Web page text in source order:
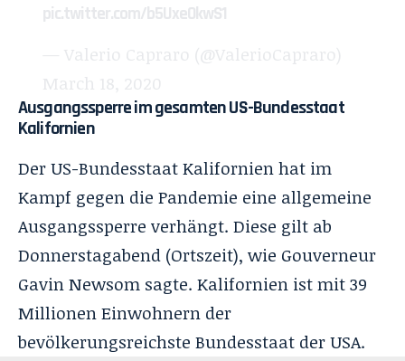
pic.twitter.com/b5UxeOkwS1
— Valerio Capraro (@ValerioCapraro)
March 18, 2020
Ausgangssperre im gesamten US-Bundesstaat
Kalifornien
Der US-Bundesstaat Kalifornien hat im
Kampf gegen die Pandemie eine allgemeine
Ausgangssperre verhängt. Diese gilt ab
Donnerstagabend (Ortszeit), wie Gouverneur
Gavin Newsom sagte. Kalifornien ist mit 39
Millionen Einwohnern der
bevölkerungsreichste Bundesstaat der USA.